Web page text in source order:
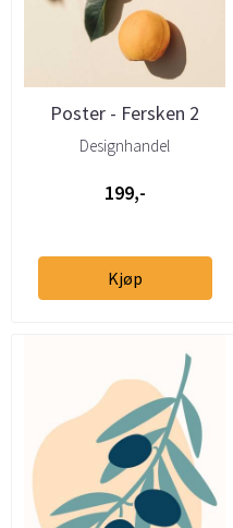
Poster - Fersken 2
Designhandel
199,-
Kjøp